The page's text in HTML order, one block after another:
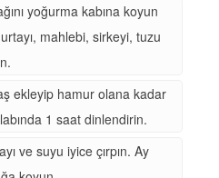
yoğurma kabına koyun
mahlebi, sirkeyi, tuzu
ekleyip hamur olana kadar
1 saat dinlendirin.
ve suyu iyice çırpın. Ay